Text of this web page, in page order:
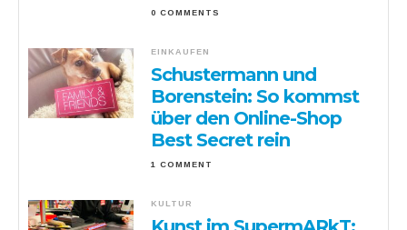
0 COMMENTS
EINKAUFEN
Schustermann und
Borenstein: So kommst
über den Online-Shop
Best Secret rein
1 COMMENT
KULTUR